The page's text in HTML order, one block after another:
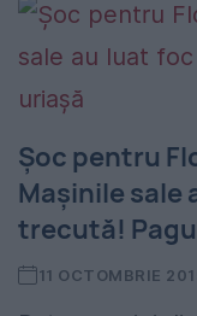
Şoc pentru
Maşinile sale
trecută!
11 OCTOMBRIE